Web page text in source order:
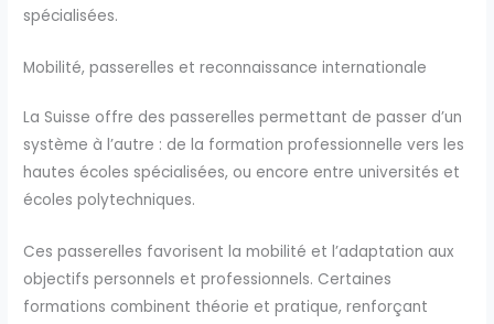
spécialisées.
Mobilité, passerelles et reconnaissance internationale
La Suisse offre des passerelles permettant de passer d’un
système à l’autre : de la formation professionnelle vers les
hautes écoles spécialisées, ou encore entre universités et
écoles polytechniques.
Ces passerelles favorisent la mobilité et l’adaptation aux
objectifs personnels et professionnels. Certaines
formations combinent théorie et pratique, renforçant